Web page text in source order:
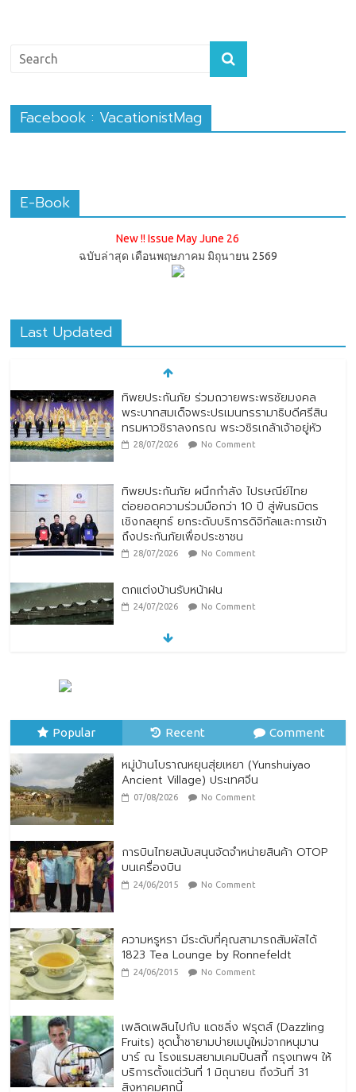
Facebook : VacationistMag
E-Book
New !! Issue May June 26
ฉบับล่าสุด เดือนพฤษภาคม มิถุนายน 2569
Last Updated
ทิพยประกันภัย ร่วมถวายพระพรชัยมงคล
พระบาทสมเด็จพระปรเมนทรรามาธิบดีศรีสิน
ทรมหาวชิราลงกรณ พระวชิรเกล้าเจ้าอยู่หัว
28/07/2026 No Comment
ทิพยประกันภัย ผนึกกำลัง ไปรษณีย์ไทย
ต่อยอดความร่วมมือกว่า 10 ปี สู่พันธมิตร
เชิงกลยุทธ์ ยกระดับบริการดิจิทัลและการเข้า
ถึงประกันภัยเพื่อประชาชน
28/07/2026 No Comment
ตกแต่งบ้านรับหน้าฝน
24/07/2026 No Comment
Popular Recent Comment
หมู่บ้านโบราณหยุนสุ่ยเหยา (Yunshuiyao
Ancient Village) ประเทศจีน
07/08/2026 No Comment
การบินไทยสนับสนุนจัดจำหน่ายสินค้า OTOP
บนเครื่องบิน
24/06/2015 No Comment
ความหรูหรา มีระดับที่คุณสามารถสัมผัสได้
1823 Tea Lounge by Ronnefeldt
24/06/2015 No Comment
เพลิดเพลินไปกับ แดซลิ่ง ฟรุตส์ (Dazzling
Fruits) ชุดน้ำชายามบ่ายเมนูใหม่จากหนุมาน
บาร์ ณ โรงแรมสยามเคมปินสกี้ กรุงเทพฯ ให้
บริการตั้งแต่วันที่ 1 มิถุนายน ถึงวันที่ 31
สิงหาคมศกนี้